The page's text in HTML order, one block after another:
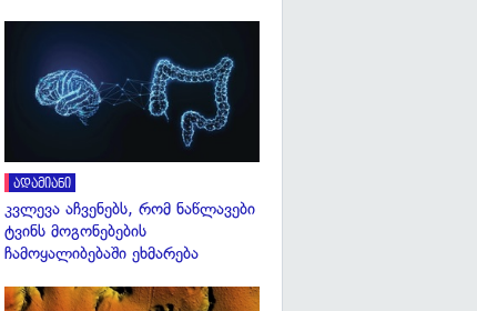
ადამიანი
კვლევა აჩვენებს, რომ ნაწლავები
ტვინს მოგონებების
ჩამოყალიბებაში ეხმარება